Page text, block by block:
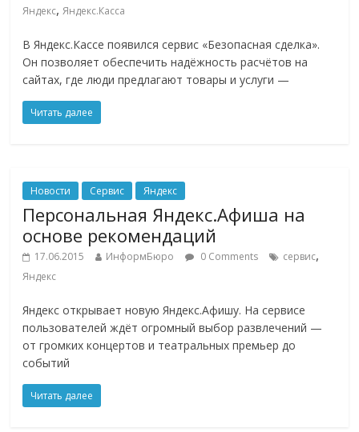
Яндекс,Яндекс.Касса
В Яндекс.Кассе появился сервис «Безопасная сделка».
Он позволяет обеспечить надёжность расчётов на
сайтах, где люди предлагают товары и услуги —
Читать далее
Новости Сервис Яндекс
Персональная Яндекс.Афиша на
основе рекомендаций
17.06.2015 ИнформБюро 0 Comments сервис,
Яндекс
Яндекс открывает новую Яндекс.Афишу. На сервисе
пользователей ждёт огромный выбор развлечений —
от громких концертов и театральных премьер до
событий
Читать далее